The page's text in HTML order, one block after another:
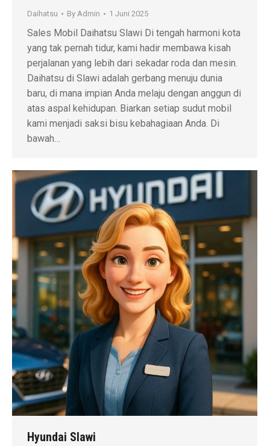
Daihatsu By Admin 1 Juni 2025
Sales Mobil Daihatsu Slawi Di tengah harmoni kota
yang tak pernah tidur, kami hadir membawa kisah
perjalanan yang lebih dari sekadar roda dan mesin.
Daihatsu di Slawi adalah gerbang menuju dunia
baru, di mana impian Anda melaju dengan anggun di
atas aspal kehidupan. Biarkan setiap sudut mobil
kami menjadi saksi bisu kebahagiaan Anda. Di
bawah…
Hyundai Slawi